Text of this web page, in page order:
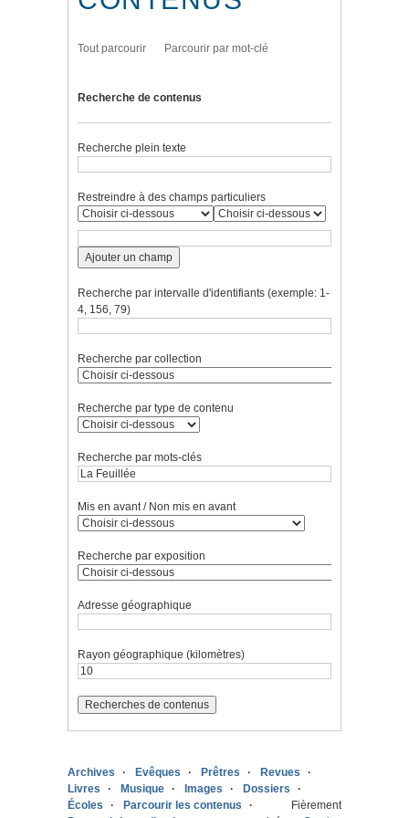
Tout parcourir Parcourir par mot-clé
Recherche de contenus
Recherche plein texte
Restreindre à des champs particuliers
Ajouter un champ
Recherche par intervalle d'identifiants (exemple: 1-
4, 156, 79)
Recherche par collection
Recherche par type de contenu
Recherche par mots-clés
Mis en avant / Non mis en avant
Recherche par exposition
Adresse géographique
Rayon géographique (kilomètres)
Archives Evêques Prêtres
Revues
Livres
Musique Images
Dossiers
Écoles
Parcourir les contenus
Fièrement